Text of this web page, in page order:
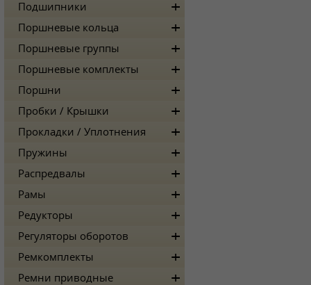
Подшипники
Поршневые кольца
Поршневые группы
Поршневые комплекты
Поршни
Пробки / Крышки
Прокладки / Уплотнения
Пружины
Распредвалы
Рамы
Редукторы
Регуляторы оборотов
Ремкомплекты
Ремни приводные